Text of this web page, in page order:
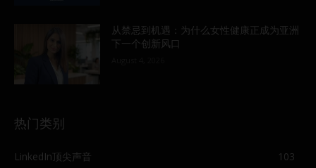
从禁忌到机遇：为什么女性健康正成为亚洲
下一个创新风口
热门类别
LinkedIn顶尖声音
103